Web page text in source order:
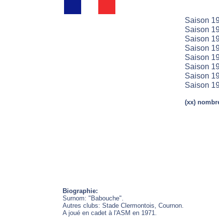
Saison
Saison
Saison
Saison
Saison
Saison
Saison
Saison
(xx)
Biographie:
Surnom: "Babouche".
Autres clubs: Stade Clermontois, Cournon.
A joué en cadet à l'ASM en 1971.